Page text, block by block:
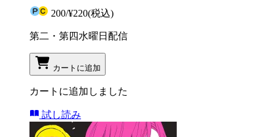
200/¥220(税込)
第二・第四水曜日配信
カートに追加
カートに追加しました
試し読み